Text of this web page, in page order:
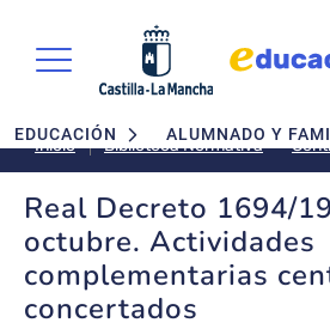
Navegación principal
EDUCACIÓN ALUMNADO Y
Inicio Biblioteca Normativa
Real Decreto 1694/
octubre. Actividades
complementarias
concertados